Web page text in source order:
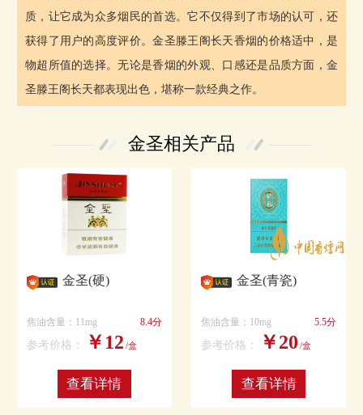
质，让它成为众多烟民的首选。它不仅得到了市场的认可，还
获得了用户的高度评价。金圣滕王阁长天香烟的价格适中，是
物超所值的选择。无论是香烟的外观、口感还是品质方面，金
圣滕王阁长天都表现出色，堪称一款经典之作。
金圣相关产品
金圣(硬)
焦油含量：11mg 8.4分
参考价格： ￥12 /盒
查看详情
金圣(青瓷)
焦油含量：10mg 5.5分
参考价格： ￥20 /盒
查看详情